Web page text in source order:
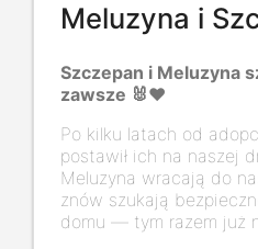
Meluzyna i
Szczepan i Meluzyna
zawsze 🐰❤️
Po kilku latach od
postawił ich na naszej
Meluzyna wracają do
znów szukają
domu — tym razem już